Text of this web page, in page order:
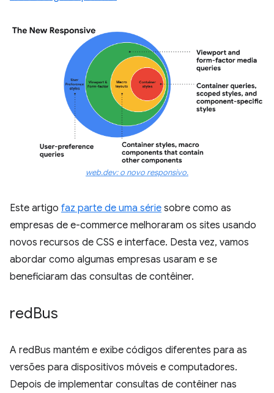
web.dev: o novo responsivo.
Este artigo faz parte de uma série sobre como as
empresas de e-commerce melhoraram os sites usando
novos recursos de CSS e interface. Desta vez, vamos
abordar como algumas empresas usaram e se
beneficiaram das consultas de contêiner.
redBus
A redBus mantém e exibe códigos diferentes para as
versões para dispositivos móveis e computadores.
Depois de implementar consultas de contêiner nas